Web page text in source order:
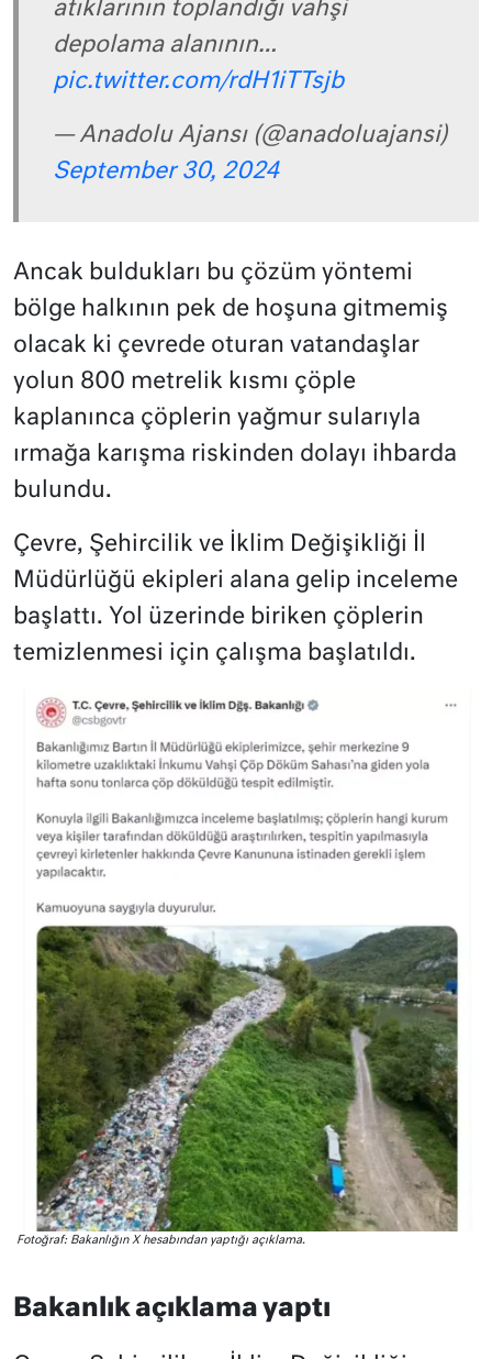
atıklarının toplandığı vahşi
depolama alanının…
pic.twitter.com/rdH1iTTsjb
— Anadolu Ajansı (@anadoluajansi)
September 30, 2024
Ancak buldukları bu çözüm yöntemi
bölge halkının pek de hoşuna gitmemiş
olacak ki çevrede oturan vatandaşlar
yolun 800 metrelik kısmı çöple
kaplanınca çöplerin yağmur sularıyla
ırmağa karışma riskinden dolayı ihbarda
bulundu.
Çevre, Şehircilik ve İklim Değişikliği İl
Müdürlüğü ekipleri alana gelip inceleme
başlattı. Yol üzerinde biriken çöplerin
temizlenmesi için çalışma başlatıldı.
Fotoğraf: Bakanlığın X hesabından yaptığı açıklama.
Bakanlık açıklama yaptı